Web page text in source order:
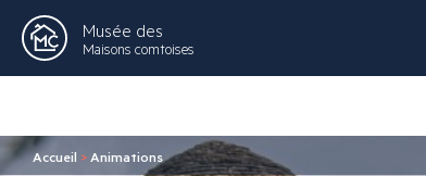
Musée des
Maisons comtoises
Accueil > Animations